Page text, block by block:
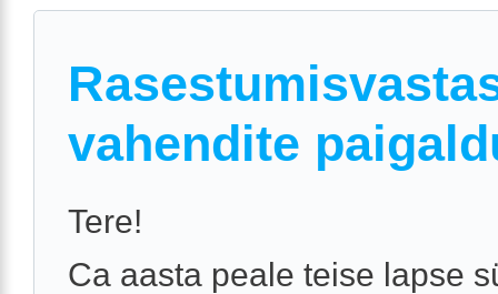
vahendite
Tere!
Ca aasta peale teise lapse